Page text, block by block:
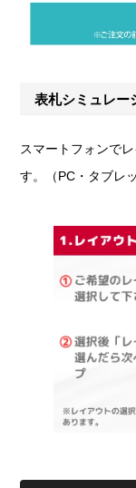
表札シミュレー
スマートフォンで
す。（PC・タブレ